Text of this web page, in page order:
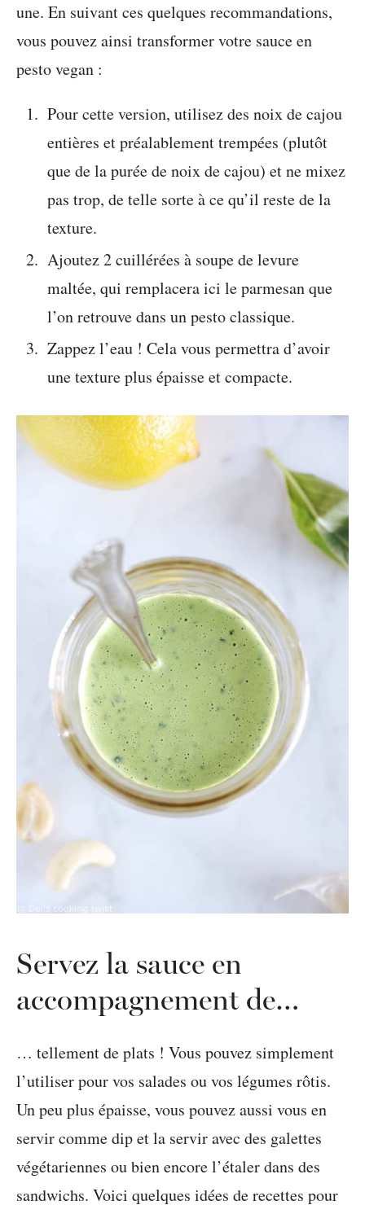
une. En suivant ces quelques recommandations,
vous pouvez ainsi transformer votre sauce en
pesto vegan :
Pour cette version, utilisez des noix de cajou
entières et préalablement trempées (plutôt
que de la purée de noix de cajou) et ne mixez
pas trop, de telle sorte à ce qu’il reste de la
texture.
Ajoutez 2 cuillérées à soupe de levure
maltée, qui remplacera ici le parmesan que
l’on retrouve dans un pesto classique.
Zappez l’eau ! Cela vous permettra d’avoir
une texture plus épaisse et compacte.
Servez la sauce en
accompagnement de…
… tellement de plats ! Vous pouvez simplement
l’utiliser pour vos salades ou vos légumes rôtis.
Un peu plus épaisse, vous pouvez aussi vous en
servir comme dip et la servir avec des galettes
végétariennes ou bien encore l’étaler dans des
sandwichs. Voici quelques idées de recettes pour